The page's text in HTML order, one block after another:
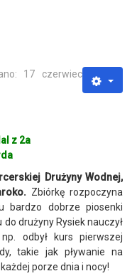
17 czerwiec
z 2a
Drużyny Wodnej,
Zbiórkę rozpoczyna
bardzo dobrze piosenki
drużyny Rysiek nauczył
odbył kurs pierwszej
takie jak pływanie na
porze dnia i nocy!